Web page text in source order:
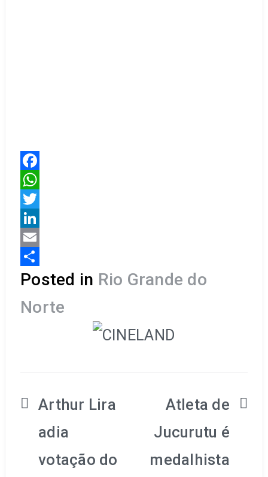
Facebook
WhatsApp
Twitter
LinkedIn
Email
Share
Posted in Rio Grande do
Norte
Navegação
de
Post
Arthur Lira
adia
votação do
Atleta de
Jucurutu é
medalhista